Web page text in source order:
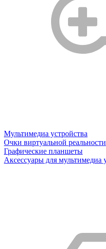
Мультимедиа устройства
Очки виртуальной реальности
Графические планшеты
Аксессуары для мультимедиа